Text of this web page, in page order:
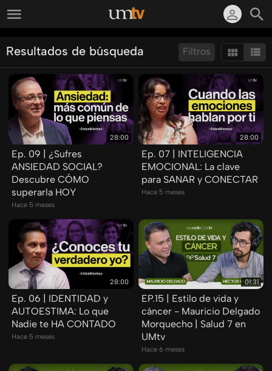
Filtros
Resultados de búsqueda
Ordenar por:
Resultados/Pág.:
28:00
Ep. 09 | ¿Sufres
ANSIEDAD SOCIAL?
Descubre CÓMO
superarla HOY
Hace 5 meses
28:00
Ep. 07 | INTELIGENCIA
EMOCIONAL: La clave
para SANAR y CONECTAR
Hace 5 meses
28:00
Ep. 06 | IDENTIDAD y
AUTOESTIMA: Lo que
Nadie te HA CONTADO
Hace 5 meses
01:31
EP.15 | Estilo de vida y
cáncer - Mauricio Delgado
Morquecho | Salud 7 en
UMtv
Hace 6 meses